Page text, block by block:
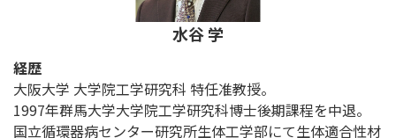
水谷 学
経歴
大阪大学 大学院工学研究科 特任准教授。
1997年群馬大学大学院工学研究科博士後期課程を中退。
国立循環器病センター研究所生体工学部にて生体適合性材